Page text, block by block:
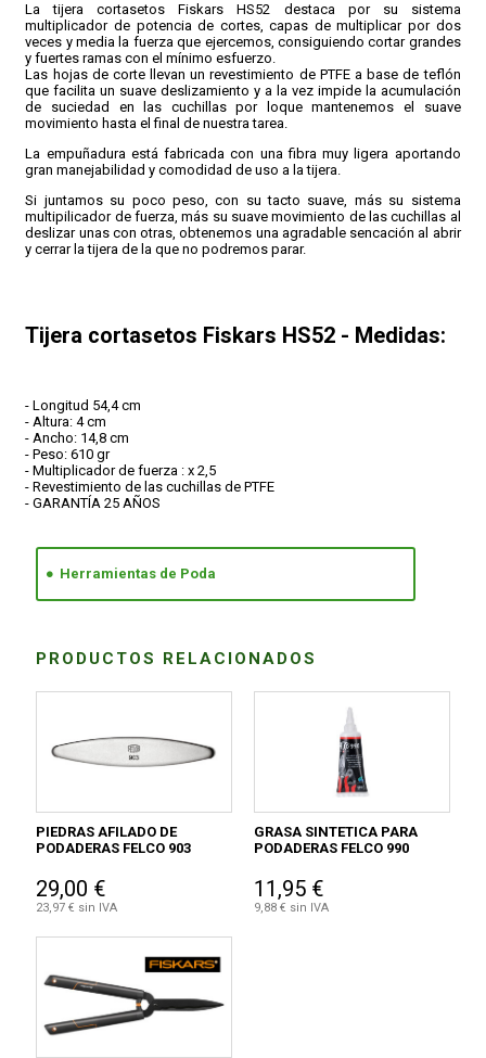
La tijera cortasetos Fiskars HS52 destaca por su sistema
multiplicador de potencia de cortes, capas de multiplicar por dos
veces y media la fuerza que ejercemos, consiguiendo cortar grandes
y fuertes ramas con el mínimo esfuerzo.
Las hojas de corte llevan un revestimiento de PTFE a base de teflón
que facilita un suave deslizamiento y a la vez impide la acumulación
de suciedad en las cuchillas por loque mantenemos el suave
movimiento hasta el final de nuestra tarea.
La empuñadura está fabricada con una fibra muy ligera aportando
gran manejabilidad y comodidad de uso a la tijera.
Si juntamos su poco peso, con su tacto suave, más su sistema
multipilicador de fuerza, más su suave movimiento de las cuchillas al
deslizar unas con otras, obtenemos una agradable sencación al abrir
y cerrar la tijera de la que no podremos parar.
Tijera cortasetos Fiskars HS52 - Medidas:
- Longitud 54,4 cm
- Altura: 4 cm
- Ancho: 14,8 cm
- Peso: 610 gr
- Multiplicador de fuerza : x 2,5
- Revestimiento de las cuchillas de PTFE
- GARANTÍA 25 AÑOS
Herramientas de Poda
PRODUCTOS RELACIONADOS
PIEDRAS AFILADO DE
PODADERAS FELCO 903
29,00 €
23,97 € sin IVA
GRASA SINTETICA PARA
PODADERAS FELCO 990
11,95 €
9,88 € sin IVA